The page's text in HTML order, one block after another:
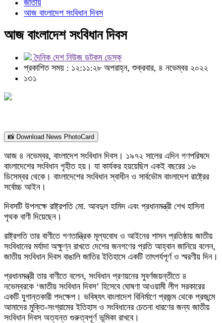
জাতীয়
আজ বাংলাদেশ সংবিধান দিবস
আজ বাংলাদেশ সংবিধান দিবস
দৈনিক দেশ নিউজ ডটকম ডেস্ক
প্রকাশিত সময় : ১২:১১:২৮ অপরাহ্ন, শুক্রবার, ৪ নভেম্বর ২০২২
১৩১
📸 Download News PhotoCard
আজ ৪ নভেম্বর, বাংলাদেশ সংবিধান দিবস। ১৯৭২ সালের এদিন গণপরিষদে
বাংলাদেশের সংবিধান গৃহীত হয়। যা কার্যকর হয়য়েছিল একই বছরের ১৬
ডিসেম্বর থেকে। বাংলাদেশের সংবিধান স্বাধীন ও সার্বভৌম বাংলাদেশ রাষ্ট্রের
সর্বোচ্চ আইন।
দিবসটি উপলক্ষে রাষ্ট্রপতি মো. আবদুল হামিদ এবং প্রধানমন্ত্রী শেখ হাসিনা
পৃথক বাণী দিয়েছেন।
রাষ্ট্রপতি তার বাণীতে গণতান্ত্রিক মূল্যবোধ ও আইনের শাসন প্রতিষ্ঠায় জাতীয়
সংবিধানের মর্যাদা অক্ষুণ্ন রাখতে দেশের জনগণের প্রতি আহ্বান জানিয়ে বলেন,
জাতীয় সংবিধান দিবস বাঙালি জাতির ইতিহাসে একটি তাৎপর্যপূর্ণ ও স্মরণীয় দিন।
প্রধানমন্ত্রী তার বাণীতে বলেন, সংবিধান প্রণয়নের সুবর্ণজয়ন্তীতে ৪
নভেম্বরকে ‘জাতীয় সংবিধান দিবস’ হিসেবে ঘোষণা আওয়ামী লীগ সরকারের
একটি যুগান্তকারী পদক্ষেপ। ভবিষ্যৎ বাংলাদেশ বিনির্মাণে প্রজন্ম থেকে প্রজন্মে
আমাদের মুক্তি-সংগ্রামের ইতিহাস ও সংবিধানের চেতনা ধারণের জন্য জাতীয়
সংবিধান দিবস অত্যন্ত গুরুত্বপূর্ণ ভূমিকা রাখবে।